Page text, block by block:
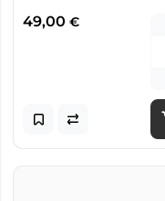
49,00 €